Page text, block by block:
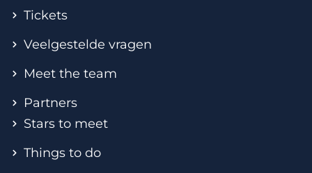
Tickets
Veelgestelde vragen
Meet the team
Partners
Stars to meet
Things to do